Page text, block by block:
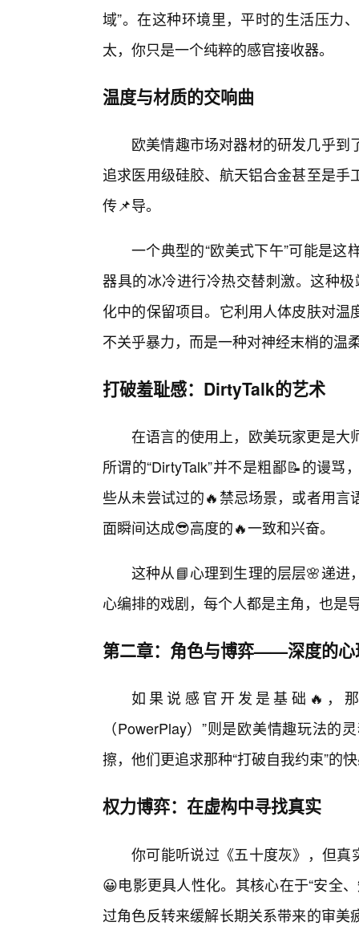
域”。在这种环境里，平时的生活压力
太，你只是一个纯粹的感官接收器。
温度与材质的交响曲
欧美情趣市场对器材的研发几乎
追求医用级硅胶、航天铝合金甚至是
传📌导。
一个典型的“欧美式下午”可能是
器具的冰冷进行冷热交替刺激。这种
化中的保留项目。它利用人体皮肤对
不关乎暴力，而是一种对神经末梢的温
打破羞耻感：DirtyTalk的艺术
在语言的使用上，欧美玩家更是大
所谓的“DirtyTalk”并不是粗鄙📝的谩
些从未尝试过的🔥禁忌场景，或者用
面瞬间达成😎高度的🔥一致和兴奋。
这种从📘心理到生理的层层🌸递
心编排的戏剧，每个人都是主角，也是
第二章：角色与博弈——深度的心
如果说感官开发是基础🔥，
（PowerPlay）”则是欧美情趣玩法
擦，他们更追求那种“打破自我约束”的
权力博弈：在虚构中寻找真实
你可能听说过《五十度灰》，但
😀电影更具人性化。其核心在于“安全
过角色反转来缓解长期关系带来的审